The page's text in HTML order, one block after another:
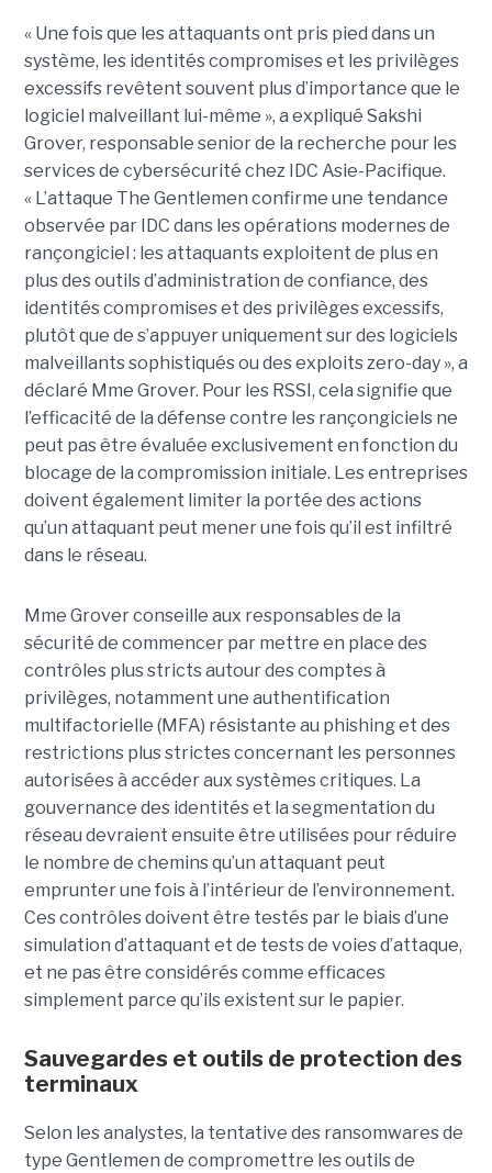
« Une fois que les attaquants ont pris pied dans un
système, les identités compromises et les privilèges
excessifs revêtent souvent plus d’importance que le
logiciel malveillant lui-même », a expliqué Sakshi
Grover, responsable senior de la recherche pour les
services de cybersécurité chez IDC Asie-Pacifique.
« L’attaque The Gentlemen confirme une tendance
observée par IDC dans les opérations modernes de
rançongiciel : les attaquants exploitent de plus en
plus des outils d’administration de confiance, des
identités compromises et des privilèges excessifs,
plutôt que de s’appuyer uniquement sur des logiciels
malveillants sophistiqués ou des exploits zero-day », a
déclaré Mme Grover. Pour les RSSI, cela signifie que
l’efficacité de la défense contre les rançongiciels ne
peut pas être évaluée exclusivement en fonction du
blocage de la compromission initiale. Les entreprises
doivent également limiter la portée des actions
qu’un attaquant peut mener une fois qu’il est infiltré
dans le réseau.
Mme Grover conseille aux responsables de la
sécurité de commencer par mettre en place des
contrôles plus stricts autour des comptes à
privilèges, notamment une authentification
multifactorielle (MFA) résistante au phishing et des
restrictions plus strictes concernant les personnes
autorisées à accéder aux systèmes critiques. La
gouvernance des identités et la segmentation du
réseau devraient ensuite être utilisées pour réduire
le nombre de chemins qu’un attaquant peut
emprunter une fois à l’intérieur de l’environnement.
Ces contrôles doivent être testés par le biais d’une
simulation d’attaquant et de tests de voies d’attaque,
et ne pas être considérés comme efficaces
simplement parce qu’ils existent sur le papier.
Sauvegardes et outils de protection des
terminaux
Selon les analystes, la tentative des ransomwares de
type Gentlemen de compromettre les outils de